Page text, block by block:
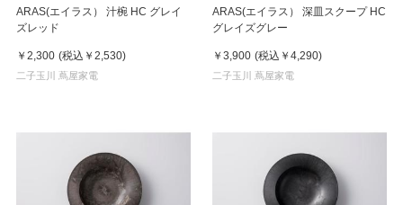
ARAS(エイラス） 汁椀 HC グレイ
ズレッド
￥2,300 (税込 ￥2,530)
二子玉川 蔦屋家電
ARAS(エイラス） 深皿スクープ HC
グレイズグレー
￥3,900 (税込 ￥4,290)
二子玉川 蔦屋家電